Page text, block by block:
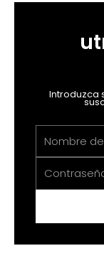
Introduzca
usuario
/
electrónico